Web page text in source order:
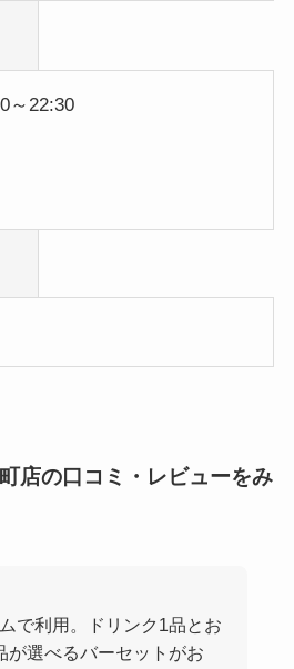
～22:30
店の口コミ・レビューをみ
で利用。ドリンク1品とお
が選べるバーセットがお